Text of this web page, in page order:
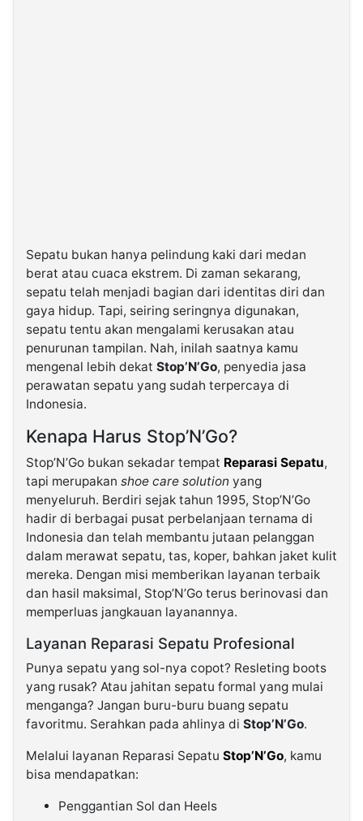
Sepatu bukan hanya pelindung kaki dari medan
berat atau cuaca ekstrem. Di zaman sekarang,
sepatu telah menjadi bagian dari identitas diri dan
gaya hidup. Tapi, seiring seringnya digunakan,
sepatu tentu akan mengalami kerusakan atau
penurunan tampilan. Nah, inilah saatnya kamu
mengenal lebih dekat Stop’N’Go, penyedia jasa
perawatan sepatu yang sudah terpercaya di
Indonesia.
Kenapa Harus Stop’N’Go?
Stop’N’Go bukan sekadar tempat Reparasi Sepatu,
tapi merupakan shoe care solution yang
menyeluruh. Berdiri sejak tahun 1995, Stop’N’Go
hadir di berbagai pusat perbelanjaan ternama di
Indonesia dan telah membantu jutaan pelanggan
dalam merawat sepatu, tas, koper, bahkan jaket kulit
mereka. Dengan misi memberikan layanan terbaik
dan hasil maksimal, Stop’N’Go terus berinovasi dan
memperluas jangkauan layanannya.
Layanan Reparasi Sepatu Profesional
Punya sepatu yang sol-nya copot? Resleting boots
yang rusak? Atau jahitan sepatu formal yang mulai
menganga? Jangan buru-buru buang sepatu
favoritmu. Serahkan pada ahlinya di Stop’N’Go.
Melalui layanan Reparasi Sepatu Stop’N’Go, kamu
bisa mendapatkan:
Penggantian Sol dan Heels